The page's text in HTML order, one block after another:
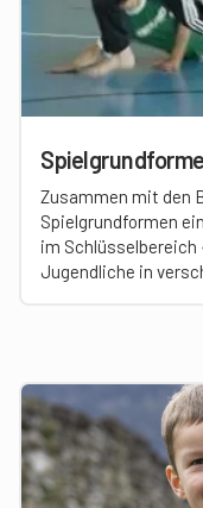
Zusammen mit den
Spielgrundformen
im Schlüsselbereich
Jugendliche in